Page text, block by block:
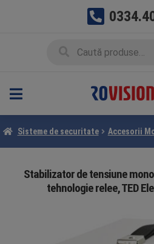
Sisteme de securitate Accesorii
Stabilizator de tensiune
tehnologie relee, TED